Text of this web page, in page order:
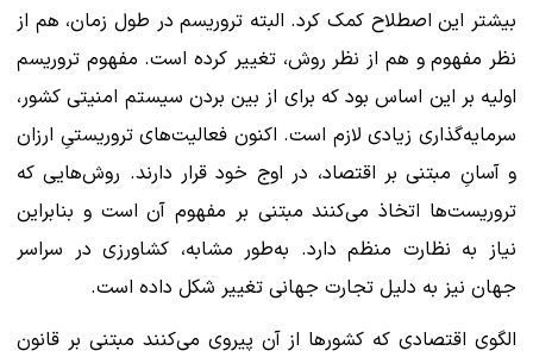
بیشتر این اصطلاح کمک کرد. البته تروریسم در طول زمان، هم از
نظر مفهوم و هم از نظر روش، تغییر کرده است. مفهوم تروریسم
اولیه بر این اساس بود که برای از بین بردن سیستم امنیتی کشور،
سرمایه‌گذاری زیادی لازم است. اکنون فعالیت‌های تروریستیِ ارزان
و آسانِ مبتنی بر اقتصاد، در اوج خود قرار دارند. روش‌هایی که
تروریست‌ها اتخاذ می‌کنند مبتنی بر مفهوم آن است و بنابراین
نیاز به نظارت منظم دارد. به‌طور مشابه، کشاورزی در سراسر
جهان نیز به دلیل تجارت جهانی تغییر شکل داده است.
الگوی اقتصادی که کشورها از آن پیروی می‌کنند مبتنی بر قانون